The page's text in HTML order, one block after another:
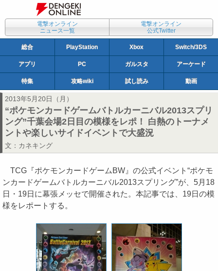
電撃オンライン
ニュース一覧
電撃オンライン
公式Twitter
総合 PlayStation Xbox Switch/3DS
アプリ PC ガルスタ アーケード
特集 攻略wiki 試し読み 動画
2013年5月20日（月）
“ポケモンカードゲームバトルカーニバル2013スプリ
ング”千葉会場2日目の模様をレポ！ 白熱のトーナメ
ントや楽しいサイドイベントで大盛況
文： カネキング
TCG『ポケモンカードゲームBW』の公式イベント“ポケモ
ンカードゲームバトルカーニバル2013スプリング”が、5月18
日・19日に幕張メッセで開催された。本記事では、19日の模
様をレポートする。